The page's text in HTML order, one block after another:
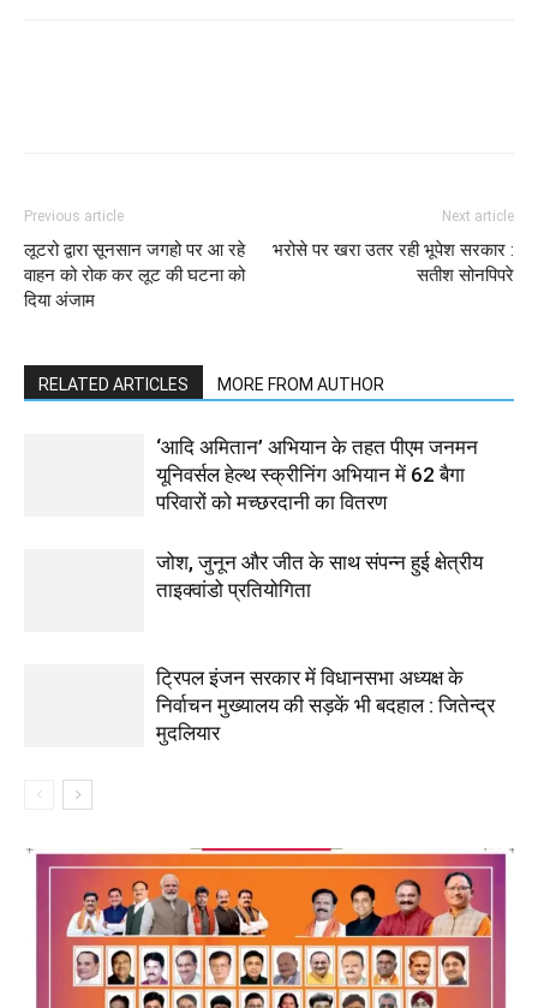
Previous article
लूटरो द्वारा सूनसान जगहो पर आ रहे
वाहन को रोक कर लूट की घटना को
दिया अंजाम
Next article
भरोसे पर खरा उतर रही भूपेश सरकार :
सतीश सोनपिपरे
RELATED ARTICLES MORE FROM AUTHOR
‘आदि अमितान’ अभियान के तहत पीएम जनमन
यूनिवर्सल हेल्थ स्क्रीनिंग अभियान में 62 बैगा
परिवारों को मच्छरदानी का वितरण
जोश, जुनून और जीत के साथ संपन्न हुई क्षेत्रीय
ताइक्वांडो प्रतियोगिता
ट्रिपल इंजन सरकार में विधानसभा अध्यक्ष के
निर्वाचन मुख्यालय की सड़कें भी बदहाल : जितेन्द्र
मुदलियार